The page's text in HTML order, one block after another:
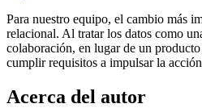
Para nuestro equipo, el cambio más
relacional. Al tratar los datos como
colaboración, en lugar de un
cumplir requisitos a impulsar la
Acerca del autor